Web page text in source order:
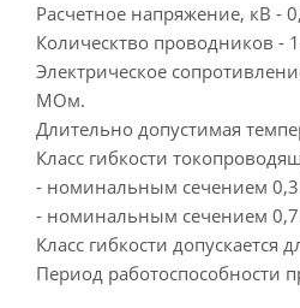
Расчетное напряжение, кВ -
Колическтво проводников -
Электрическое
МОм.
Длительно допустимая
Класс гибкости
- номинальным сечением
- номинальным сечением
Класс гибкости допускается
Период работоспособности